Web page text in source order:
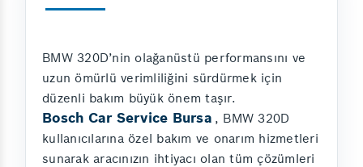
BMW 320D’nin olağanüstü performansını ve
uzun ömürlü verimliliğini sürdürmek için
düzenli bakım büyük önem taşır.
Bosch Car Service Bursa , BMW 320D
kullanıcılarına özel bakım ve onarım hizmetleri
sunarak aracınızın ihtiyacı olan tüm çözümleri